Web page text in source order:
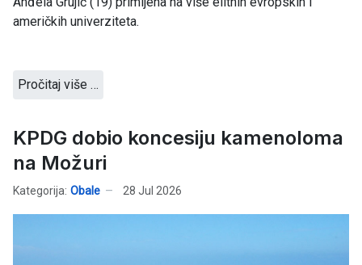
američkih univerziteta.
Pročitaj više …
KPDG dobio koncesiju kamenoloma
na Možuri
Kategorija: Obale 28 Jul 2026